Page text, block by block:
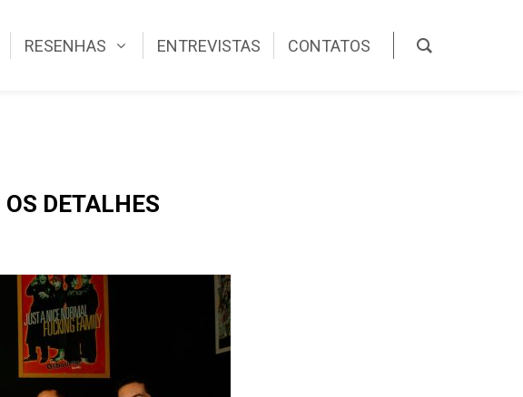
RESENHAS ENTREVISTAS CONTATOS
DETALHES